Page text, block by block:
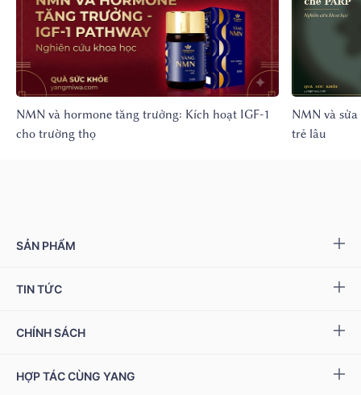
NMN và hormone tăng trưởng: Kích hoạt IGF-1
cho trường thọ
NMN và sửa
trẻ lâu
SẢN PHẨM
Yang NMN™ 15000 mg
Ziptamin
TIN TỨC
Sự kiện & Ưu đãi
CHÍNH SÁCH
Giải quyết khiếu nại
HỢP TÁC CÙNG YANG